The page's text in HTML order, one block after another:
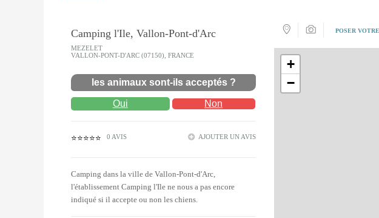
Camping l'Ile, Vallon-Pont-d'Arc
MEZELET
VALLON-PONT-D'ARC (07150), FRANCE
les animaux sont-ils acceptés ?
Oui Non
⭐⭐⭐⭐⭐ 0 AVIS AJOUTER UN AVIS
Camping dans la ville de Vallon-Pont-d'Arc,
l'établissement Camping l'Ile ne nous a pas encore
indiqué si il accepte ou non les chiens.
POSER
+
−